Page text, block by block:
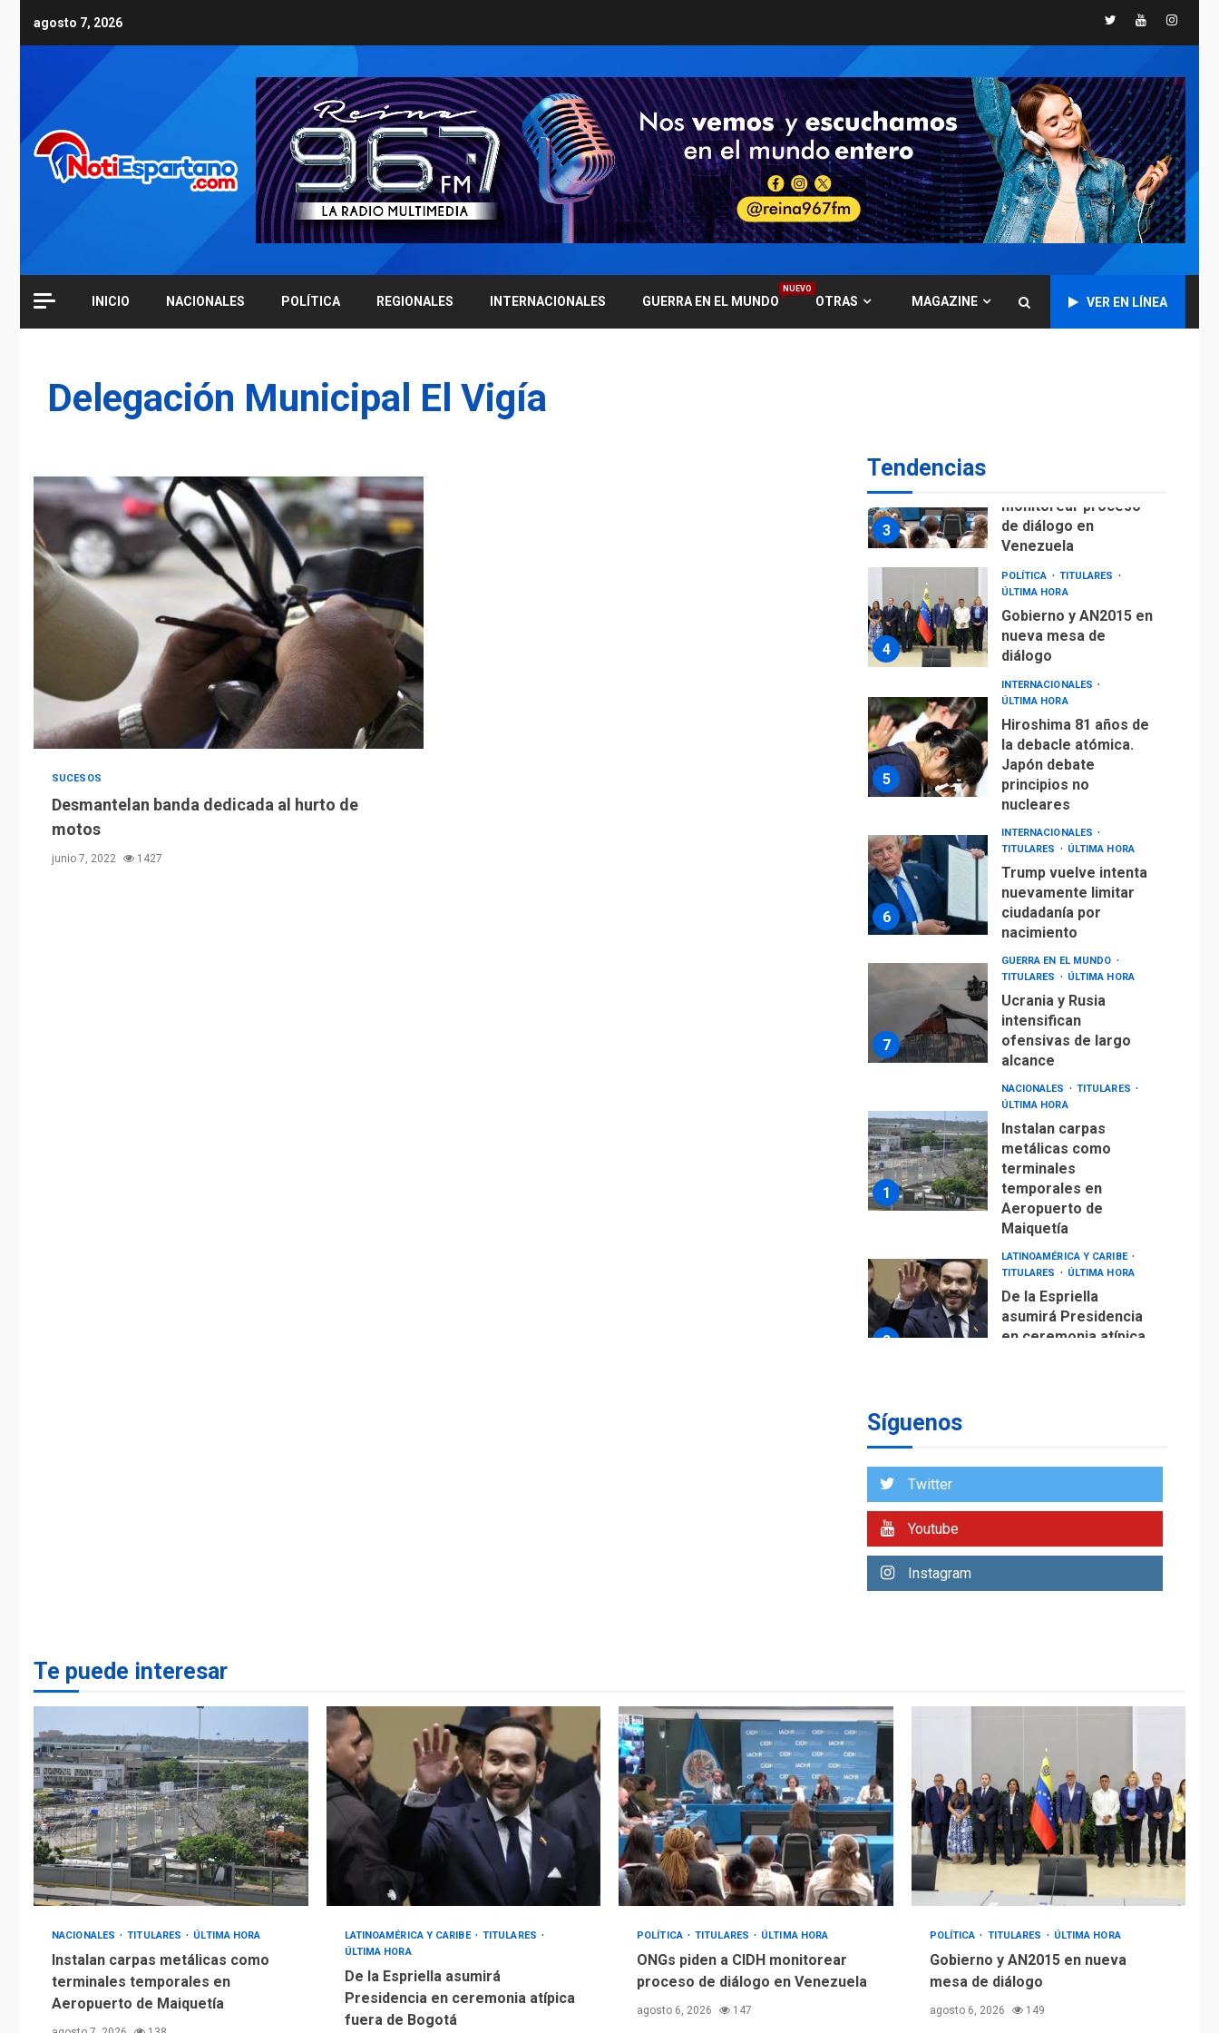
agosto 7, 2026 TwitterYoutube
INICIO NACIONALES POLÍTICA REGIONALES INTERNACIONALES GUERRA EN EL MUNDO
NUEVO
OTRAS MAGAZINE VER EN LÍNEA
Delegación Municipal El Vigía
SUCESOS
Desmantelan banda dedicada al hurto de
motos
junio 7, 2022 1427
Tendencias
7
GUERRA EN EL MUNDO
Ucrania y Rusia
intensifican
ofensivas de largo
alcance
NACIONALES
TITULARES
ÚLTIMA HORA
Instalan carpas
metálicas como
terminales
Aeropuerto de
3
monitorear proceso
de diálogo en
Venezuela
4
POLÍTICA
TITULARES
ÚLTIMA HORA
Gobierno y AN2015 en
nueva mesa de
diálogo
5
INTERNACIONALES
ÚLTIMA HORA
Hiroshima 81 años de
la debacle atómica.
Japón debate
principios no
nucleares
6
INTERNACIONALES
TITULARES
ÚLTIMA HORA
Trump vuelve intenta
nuevamente limitar
ciudadanía por
nacimiento
7
GUERRA EN EL MUNDO
TITULARES
ÚLTIMA HORA
Ucrania y Rusia
intensifican
ofensivas de largo
alcance
1
NACIONALES
TITULARES
ÚLTIMA HORA
Instalan carpas
metálicas como
terminales
temporales en
Aeropuerto de
Maiquetía
2
LATINOAMÉRICA Y CARIBE
TITULARES
ÚLTIMA HORA
De la Espriella
asumirá Presidencia
en ceremonia atípica
3
de diálogo en
4
POLÍTICA
TITULARES
Gobierno y AN2015 en
diálogo
5
Japón debate
Síguenos
Twitter
Youtube
Instagram
Te puede interesar
NACIONALES TITULARES ÚLTIMA HORA
Instalan carpas metálicas como
terminales temporales en
Aeropuerto de Maiquetía
LATINOAMÉRICA Y CARIBE
TITULARES
ÚLTIMA HORA
De la Espriella asumirá
Presidencia en ceremonia atípica
fuera de Bogotá
POLÍTICA TITULARES ÚLTIMA HORA
ONGs piden a CIDH monitorear
proceso de diálogo en Venezuela
agosto 6, 2026 147
POLÍTICA TITULARES ÚLTIMA HORA
Gobierno y AN2015 en nueva
mesa de diálogo
agosto 6, 2026 149